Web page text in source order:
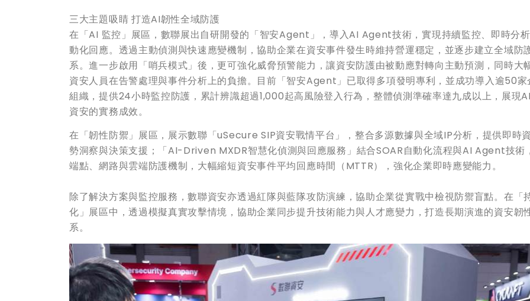
三大主題吸睛 打造AI韌性全域防護
在「AI 監控」展區，數聯展出自研開發的「智安Agent」，導入AI Agent技術，實現持續監控、即時分
動化回應。透過主動偵測與快速應變機制，協助企業在資安事件發生時維持營運穩定，並逐步建立全域防
系。進一步啟用「哨兵模式」後，更可強化威脅預警能力，讓資安防護由被動應對轉向主動預測，同時大
資安人員在告警處理與事件分析上的負擔。目前「智安Agent」已取得多項發明專利，並成功導入逾50家
組織，提供24小時監控防護，累計辨識超過1,000起高風險登入行為，整體偵測準確率達九成以上，展現
資安的實務成效。
在「韌性防禦」展區，展示數聯「uSecure SIP資安戰情平台」，整合多源數據與全域IP分析，提供即時
勢洞察與決策支援；「AI-Driven MXDR智慧化偵測與回應服務」結合SOAR自動化流程與AI Agent技術
端點、網路與雲端防護機制，大幅縮短資安事件平均回應時間（MTTR），強化企業即時應變能力。
除了解決方案與監控服務，數聯資安亦透過紅隊與藍隊攻防演練，協助企業從實戰中檢視防禦盲點。在「
化」展區中，透過模擬真實攻擊情境，協助企業同步提升技術能力與人才應變力，打造長期演進的資安韌
系。